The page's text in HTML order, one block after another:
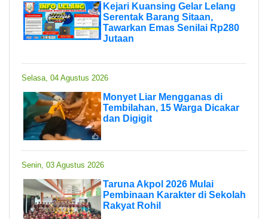
Kejari Kuansing Gelar Lelang
Serentak Barang Sitaan,
Tawarkan Emas Senilai Rp280
Jutaan
Selasa, 04 Agustus 2026
Monyet Liar Mengganas di
Tembilahan, 15 Warga Dicakar
dan Digigit
Senin, 03 Agustus 2026
Taruna Akpol 2026 Mulai
Pembinaan Karakter di Sekolah
Rakyat Rohil